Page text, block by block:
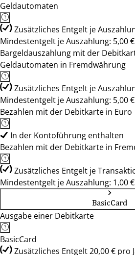
Geldautomaten
Zusätzliches Entgelt je
Mindestentgelt je Auszahlung: 5,00 €
Bargeldauszahlung mit der
Geldautomaten in Fremdwährung
Zusätzliches Entgelt je
Mindestentgelt je Auszahlung: 5,00 €
Bezahlen mit der Debitkarte in Euro
In der Kontoführung enthalten
Bezahlen mit der Debitkarte in
Zusätzliches Entgelt je
Mindestentgelt je Auszahlung: 1,00 €
BasicCard
Ausgabe einer Debitkarte
BasicCard
Zusätzliches Entgelt 20,00 € pro